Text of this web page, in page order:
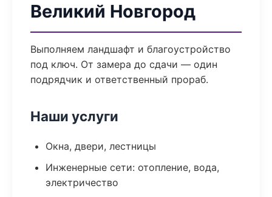
Великий Новгород
Выполняем ландшафт и благоустройство
под ключ. От замера до сдачи — один
подрядчик и ответственный прораб.
Наши услуги
Окна, двери, лестницы
Инженерные сети: отопление, вода,
электричество